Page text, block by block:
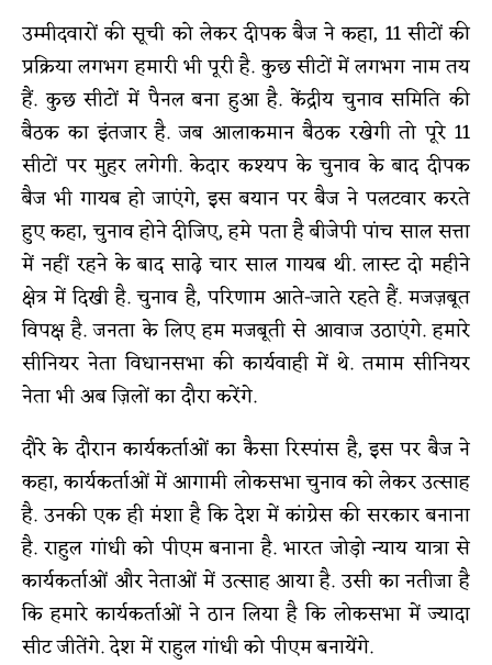
उम्मीदवारों की सूची को लेकर दीपक बैज ने कहा, 11 सीटों की
प्रक्रिया लगभग हमारी भी पूरी है. कुछ सीटों में लगभग नाम तय
हैं. कुछ सीटों में पैनल बना हुआ है. केंद्रीय चुनाव समिति की
बैठक का इंतजार है. जब आलाकमान बैठक रखेगी तो पूरे 11
सीटों पर मुहर लगेगी. केदार कश्यप के चुनाव के बाद दीपक
बैज भी गायब हो जाएंगे, इस बयान पर बैज ने पलटवार करते
हुए कहा, चुनाव होने दीजिए, हमे पता है बीजेपी पांच साल सत्ता
में नहीं रहने के बाद साढ़े चार साल गायब थी. लास्ट दो महीने
क्षेत्र में दिखी है. चुनाव है, परिणाम आते-जाते रहते हैं. मजज़बूत
विपक्ष है. जनता के लिए हम मजबूती से आवाज उठाएंगे. हमारे
सीनियर नेता विधानसभा की कार्यवाही में थे. तमाम सीनियर
नेता भी अब ज़िलों का दौरा करेंगे.
दौरे के दौरान कार्यकर्ताओं का कैसा रिस्पांस है, इस पर बैज ने
कहा, कार्यकर्ताओं में आगामी लोकसभा चुनाव को लेकर उत्साह
है. उनकी एक ही मंशा है कि देश में कांग्रेस की सरकार बनाना
है. राहुल गांधी को पीएम बनाना है. भारत जोड़ो न्याय यात्रा से
कार्यकर्ताओं और नेताओं में उत्साह आया है. उसी का नतीजा है
कि हमारे कार्यकर्ताओं ने ठान लिया है कि लोकसभा में ज्यादा
सीट जीतेंगे. देश में राहुल गांधी को पीएम बनायेंगे.